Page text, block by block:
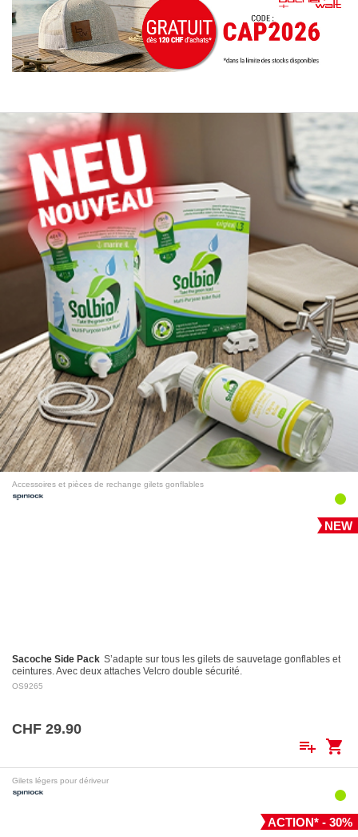
Accessoires et pièces de rechange gilets gonflables
NEW
Sacoche Side Pack S’adapte sur tous les gilets de sauvetage gonflables et
ceintures. Avec deux attaches Velcro double sécurité.
OS9265
CHF 29.90
playlist_add shopping_cart
Gilets légers pour dériveur
ACTION* - 30%